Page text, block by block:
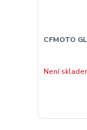
CFMOTO
Není